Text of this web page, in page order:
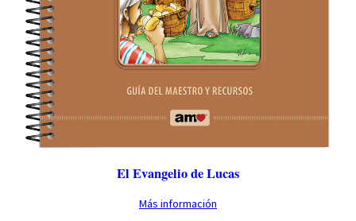
El Evangelio de Lucas
Más información